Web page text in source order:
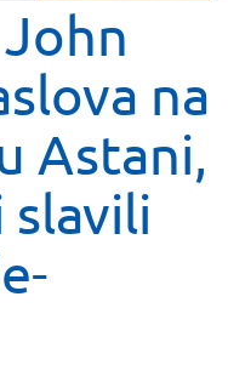
na
Astani,
slavili